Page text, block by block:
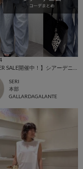
SERI
本部
GALLARDAGALANTE